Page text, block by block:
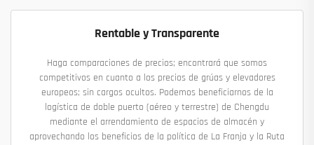
Rentable y Transparente
Haga comparaciones de precios; encontrará que somos
competitivos en cuanto a los precios de grúas y elevadores
europeos; sin cargos ocultos. Podemos beneficiarnos de la
logística de doble puerto (aéreo y terrestre) de Chengdu
mediante el arrendamiento de espacios de almacén y
aprovechando los beneficios de la política de La Franja y la Ruta